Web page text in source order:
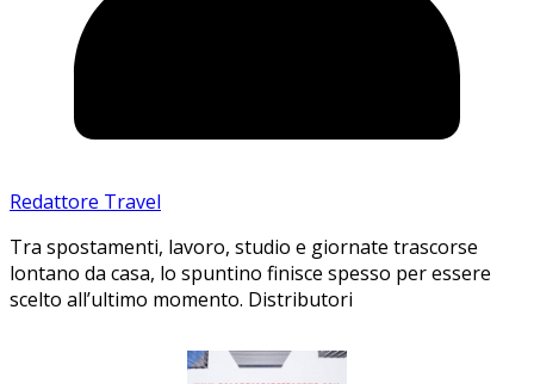
Redattore Travel
Tra spostamenti, lavoro, studio e giornate trascorse
lontano da casa, lo spuntino finisce spesso per essere
scelto all’ultimo momento. Distributori